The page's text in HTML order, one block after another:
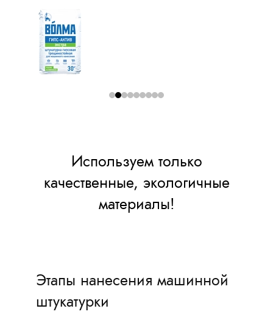
Используем только
качественные, экологичные
материалы!
Этапы нанесения машинной
штукатурки